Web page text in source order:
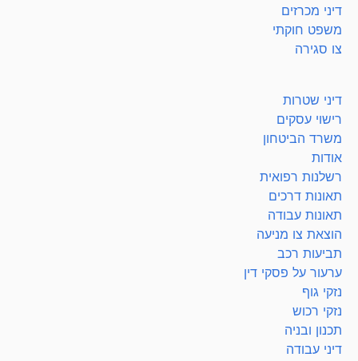
דיני מכרזים
משפט חוקתי
צו סגירה
דיני שטרות
רישוי עסקים
משרד הביטחון
אודות
רשלנות רפואית
תאונות דרכים
תאונות עבודה
הוצאת צו מניעה
תביעות רכב
ערעור על פסקי דין
נזקי גוף
נזקי רכוש
תכנון ובניה
דיני עבודה